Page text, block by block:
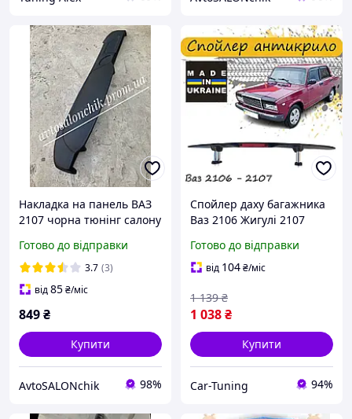
Накладка на панель ВАЗ
2107 чорна тюнінг салону
Готово до відправки
3.7 (3)
від85₴/міс
849₴
Купити
AvtoSALONchik 98%
Спойлер даху багажника
Ваз 2106 Жигулі 2107
Готово до відправки
від 104₴/міс
1 038₴
1 139 ₴
Купити
Car-Tuning 94%